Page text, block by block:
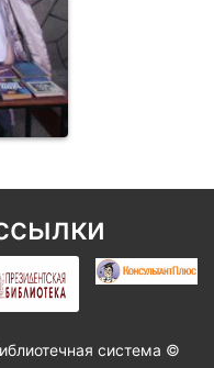
система ©